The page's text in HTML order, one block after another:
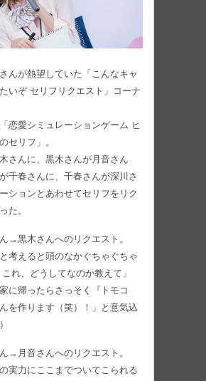
んが熱望していた「こんなキャ
いぞ セリフリクエスト」コーナ
恋愛シミュレーションゲーム ヒ
セリフ」。
さんに、黒木さんが月音さん
千春さんに、千春さんが深川さ
ションとあわせてセリフをリク
た。
→黒木さんへのリクエスト。
考えると頭のなかぐちゃぐちゃ
れ、どうしてなのか教えて」
に帰ったらさっそく『トモコ
を作ります（笑）！」と意気込
→月音さんへのリクエスト。
実力にここまでついてこられる